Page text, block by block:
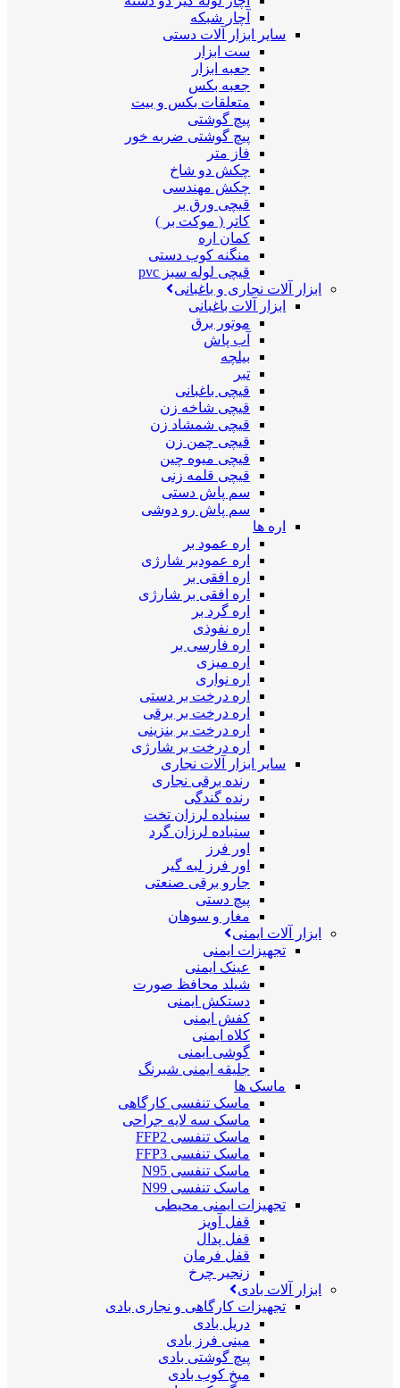
آچار شبکه
سایر ابزار آلات دستی
ست ابزار
جعبه ابزار
جعبه بکس
متعلقات بکس و بیت
پیچ گوشتی
پیچ گوشتی ضربه خور
فاز متر
چکش دو شاخ
چکش مهندسی
قیچی ورق بر
کاتر ( موکت بر )
کمان اره
منگنه کوب دستی
قیچی لوله سبز pvc
ابزار آلات نجاری و باغبانی
ابزار آلات باغبانی
موتور برق
آب پاش
بیلچه
تبر
قیچی باغبانی
قیچی شاخه زن
قیچی شمشاد زن
قیچی چمن زن
قیچی میوه چین
قیچی قلمه زنی
سم پاش دستی
سم پاش رو دوشی
اره ها
اره عمود بر
اره عمودبر شارژی
اره افقی بر
اره افقی بر شارژی
اره گرد بر
اره نفوذی
اره فارسی بر
اره میزی
اره نواری
اره درخت بر دستی
اره درخت بر برقی
اره درخت بر بنزینی
اره درخت بر شارژی
سایر ابزار آلات نجاری
رنده برقی نجاری
رنده گندگی
سنباده لرزان تخت
سنباده لرزان گرد
اور فرز
اور فرز لبه گیر
جارو برقی صنعتی
پیچ دستی
مغار و سوهان
ابزار آلات ایمنی
تجهیزات ایمنی
عینک ایمنی
شیلد محافظ صورت
دستکش ایمنی
کفش ایمنی
کلاه ایمنی
گوشی ایمنی
جلیقه ایمنی شبرنگ
ماسک ها
ماسک تنفسی کارگاهی
ماسک سه لایه جراحی
ماسک تنفسی FFP2
ماسک تنفسی FFP3
ماسک تنفسی N95
ماسک تنفسی N99
تجهیزات ایمنی محیطی
قفل آویز
قفل پدال
قفل فرمان
زنجیر چرخ
ابزار آلات بادی
تجهیزات کارگاهی و نجاری بادی
دریل بادی
مینی فرز بادی
پیچ گوشتی بادی
میخ کوب بادی